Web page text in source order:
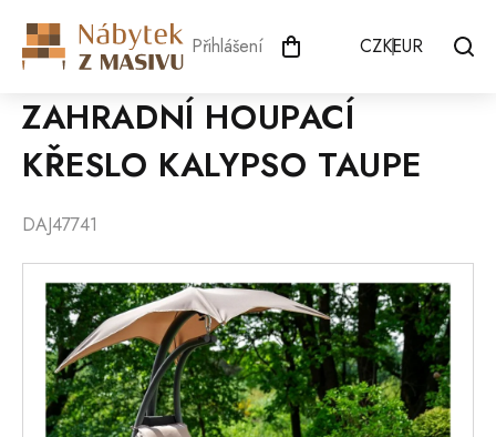
obsah
Přihlášení CZKEUR
ZAHRADNÍ HOUPACÍ
KŘESLO KALYPSO TAUPE
DAJ47741